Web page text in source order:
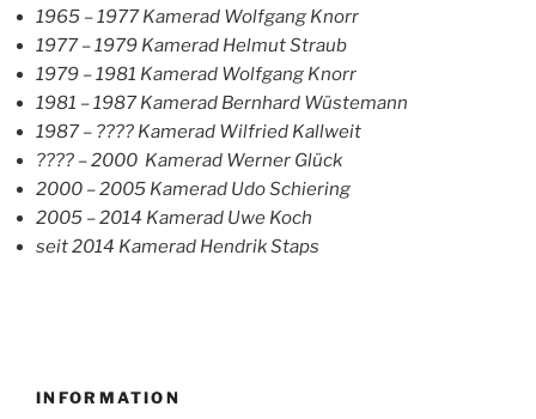
1965 – 1977 Kamerad Wolfgang Knorr
1977 – 1979 Kamerad Helmut Straub
1979 – 1981 Kamerad Wolfgang Knorr
1981 – 1987 Kamerad Bernhard Wüstemann
1987 – ???? Kamerad Wilfried Kallweit
???? – 2000 Kamerad Werner Glück
2000 – 2005 Kamerad Udo Schiering
2005 – 2014 Kamerad Uwe Koch
seit 2014 Kamerad Hendrik Staps
INFORMATION